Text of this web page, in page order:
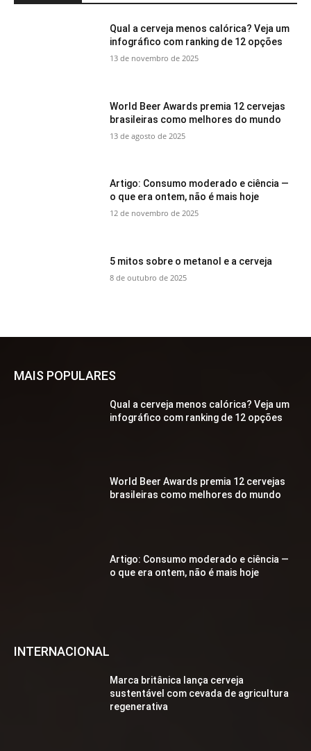
Qual a cerveja menos calórica? Veja um
infográfico com ranking de 12 opções
13 de novembro de 2025
World Beer Awards premia 12 cervejas
brasileiras como melhores do mundo
13 de agosto de 2025
Artigo: Consumo moderado e ciência —
o que era ontem, não é mais hoje
12 de novembro de 2025
5 mitos sobre o metanol e a cerveja
8 de outubro de 2025
MAIS POPULARES
Qual a cerveja menos calórica? Veja um
infográfico com ranking de 12 opções
World Beer Awards premia 12 cervejas
brasileiras como melhores do mundo
Artigo: Consumo moderado e ciência —
o que era ontem, não é mais hoje
INTERNACIONAL
Marca britânica lança cerveja
sustentável com cevada de agricultura
regenerativa